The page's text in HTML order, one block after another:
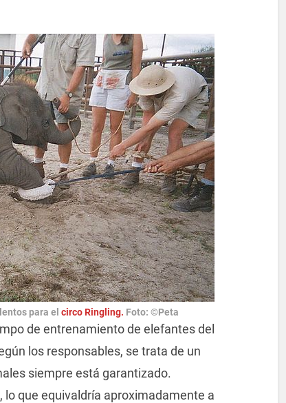
para el circo Ringling. Foto:©Peta
de entrenamiento de elefantes del
los responsables, se trata de un
siempre está garantizado.
que equivaldría aproximadamente a